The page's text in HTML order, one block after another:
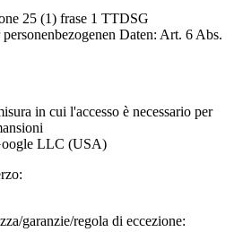
25 (1) frase 1 TTDSG
Daten: Art. 6 Abs.
in cui l'accesso è necessario per
LLC (USA)
garanzie/regola di eccezione: